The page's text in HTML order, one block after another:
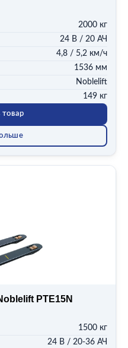
2000 кг
24 В / 20 АЧ
4,8 / 5,2 км/ч
1536 мм
Noblelift
149 кг
товар
PTE15N
1500 кг
24 В / 20-36 АЧ